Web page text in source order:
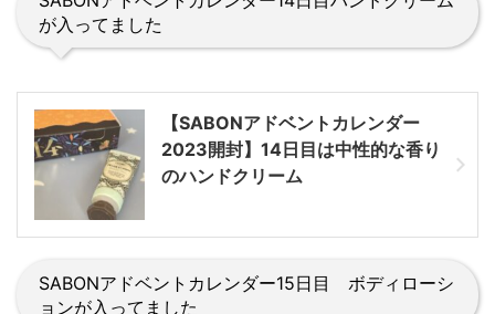
が入ってました
【SABONアドベントカレンダー
2023開封】14日目は中性的な香り
のハンドクリーム
SABONアドベントカレンダー15日目 ボディローシ
ョンが入ってました